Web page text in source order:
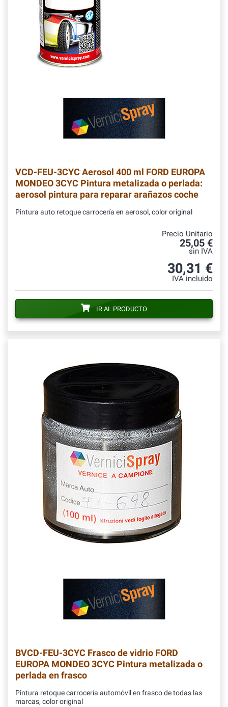
VCD-FEU-3CYC Aerosol 400 ml FORD EUROPA
MONDEO 3CYC Pintura metalizada o perlada:
aerosol pintura para reparar arañazos coche
Pintura auto retoque carrocería en aerosol, color original
Precio Unitario
25,05 €
sin IVA
30,31 €
IVA incluido
IR AL PRODUCTO
BVCD-FEU-3CYC Frasco de vidrio FORD
EUROPA MONDEO 3CYC Pintura metalizada o
perlada en frasco
Pintura retoque carrocería automóvil en frasco de todas las
marcas, color original